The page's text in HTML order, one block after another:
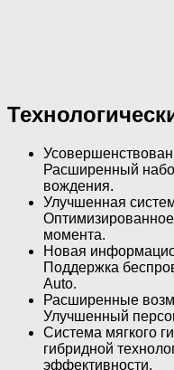
Расширенный
вождения.
Улучшенная
момента.
Новая
Поддержка
Auto.
Расширенные
Улучшенный
Система мягкого
гибридной
эффективности.